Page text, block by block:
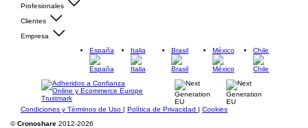
Profesionales
Clientes
Empresa
España
Italia Brasil México Chile
Condiciones y Términos de Uso | Política de Privacidad | Cookies
©Cronoshare 2012-2026